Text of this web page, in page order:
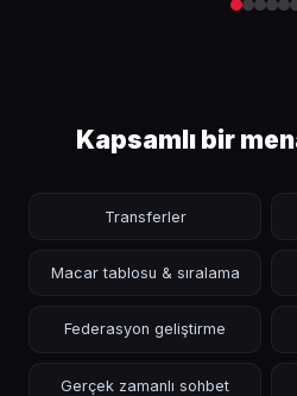
Kapsamlı bir
Transferler
Macar tablosu & sıralama
Federasyon geliştirme
Gerçek zamanlı sohbet